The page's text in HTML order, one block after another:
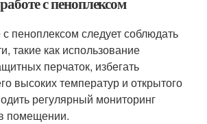
пеноплексом следует соблюдать
такие как использование
перчаток, избегать
высоких температур и открытого
регулярный мониторинг
помещении.